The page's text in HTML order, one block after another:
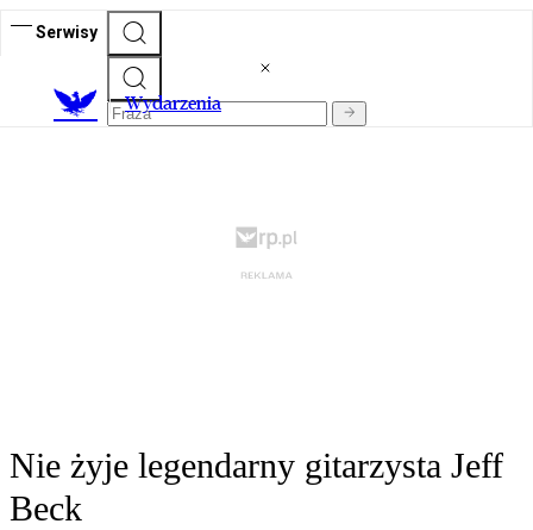
Serwisy
Wydarzenia
Nie żyje legendarny gitarzysta Jeff
Beck